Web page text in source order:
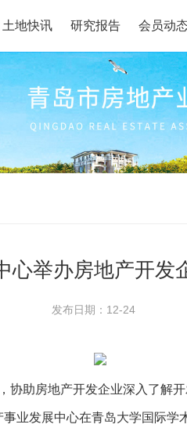
土地快讯 研究报告 会员动
心举办房地产开发
发布日期：12-24
助房地产开发企业深入了解开
业发展中心在青岛大学国际学